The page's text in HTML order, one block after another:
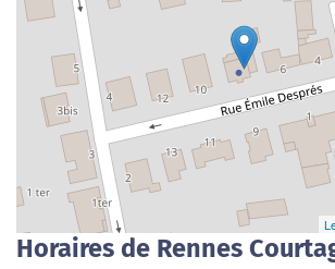
Horaires de Rennes